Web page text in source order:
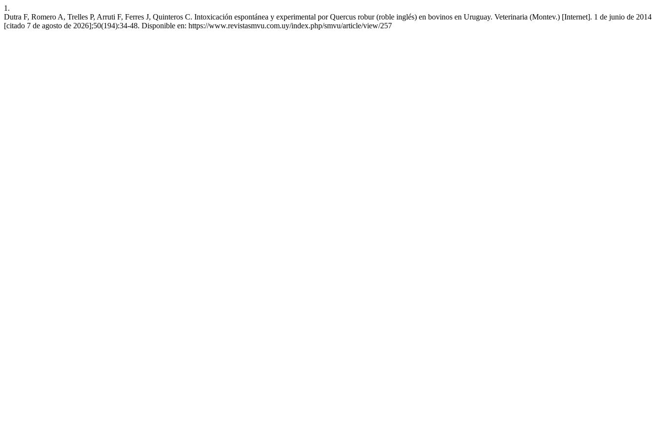
1.
Dutra F, Romero A, Trelles P, Arruti F, Ferres J, Quinteros C. Intoxicación espontánea y experimental por Quercus robur (roble inglés) en bovinos en Uruguay. Veterinaria (Montev.) [Internet]. 1 de junio de 2014
[citado 7 de agosto de 2026];50(194):34-48. Disponible en: https://www.revistasmvu.com.uy/index.php/smvu/article/view/257